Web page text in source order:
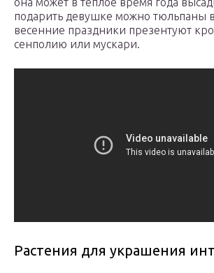
подарить девушке можно тюльпаны
весенние праздники презентуют
сенполию или мускари.
Растения для украшения